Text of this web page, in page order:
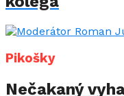
Pikošky
Nečakaný